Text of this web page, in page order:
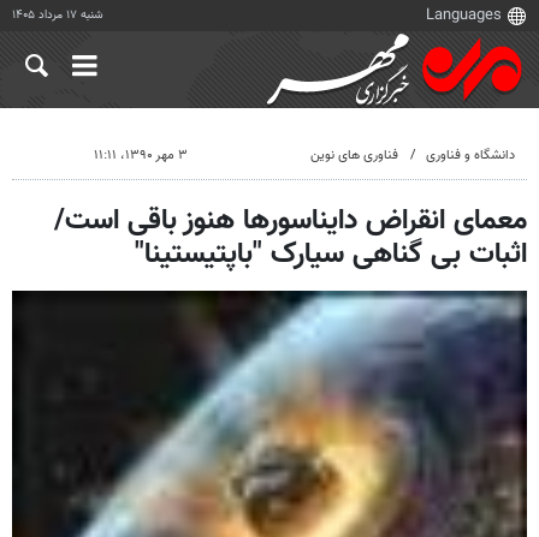
شنبه ۱۷ مرداد ۱۴۰۵
دانشگاه و فناوری فناوری های نوین ۳ مهر ۱۳۹۰، ۱۱:۱۱
معمای انقراض دایناسورها هنوز باقی است/
اثبات بی گناهی سیارک "باپتیستینا"